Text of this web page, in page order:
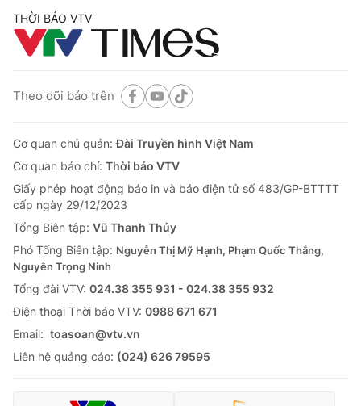
THỜI BÁO VTV
Theo dõi báo trên
Cơ quan chủ quản:Đài Truyền hình Việt Nam
Cơ quan báo chí: Thời báo VTV
Giấy phép hoạt động báo in và báo điện tử số 483/GP-BTTTT
cấp ngày 29/12/2023
Tổng Biên tập: Vũ Thanh Thủy
Phó Tổng Biên tập: Nguyễn Thị Mỹ Hạnh, Phạm Quốc Thắng,
Nguyễn Trọng Ninh
Tổng đài VTV: 024.38 355 931 - 024.38 355 932
Ðiện thoại Thời báo VTV: 0988 671 671
Email: toasoan@vtv.vn
Liên hệ quảng cáo: (024) 626 79595